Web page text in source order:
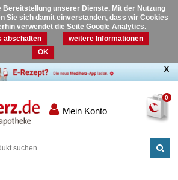
unserer Dienste. Mit der Nutzung
Sie sich damit einverstanden, dass wir Cookies
verwendet die Seite Google Analytics.
abschalten
weitere Informationen
OK
0
Mein Konto